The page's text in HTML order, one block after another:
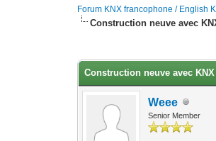
Forum KNX francophone / English
Construction neuve avec
Construction neuve avec
Weee
Senior Member